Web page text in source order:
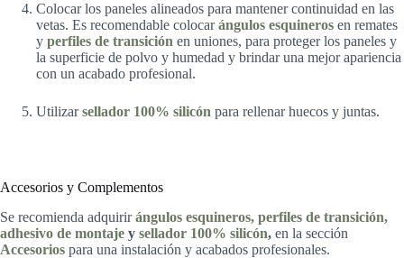
Colocar los paneles alineados para mantener continuidad en las
vetas. Es recomendable colocarángulos esquineros en remates
y perfiles de transición en uniones, para proteger los paneles y
la superficie de polvo y humedad y brindar una mejor apariencia
con un acabado profesional.
Utilizarsellador 100% silicón para rellenar huecos y juntas.
Accesorios y Complementos
Se recomienda adquirirángulos esquineros, perfiles de transición,
adhesivo de montaje y sellador 100% silicón, en la sección
Accesorios para una instalación y acabados profesionales.